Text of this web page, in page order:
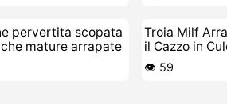
pervertita scopata
mature arrapate
Troia Milf
il Cazzo in
👁️ 59